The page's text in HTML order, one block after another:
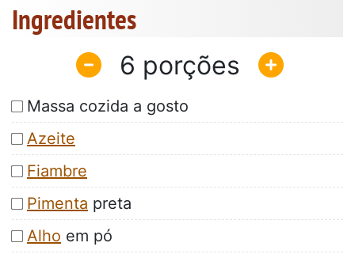
Ingredientes
6
Massa cozida a gosto
Azeite
Fiambre
Pimenta preta
Alho em pó